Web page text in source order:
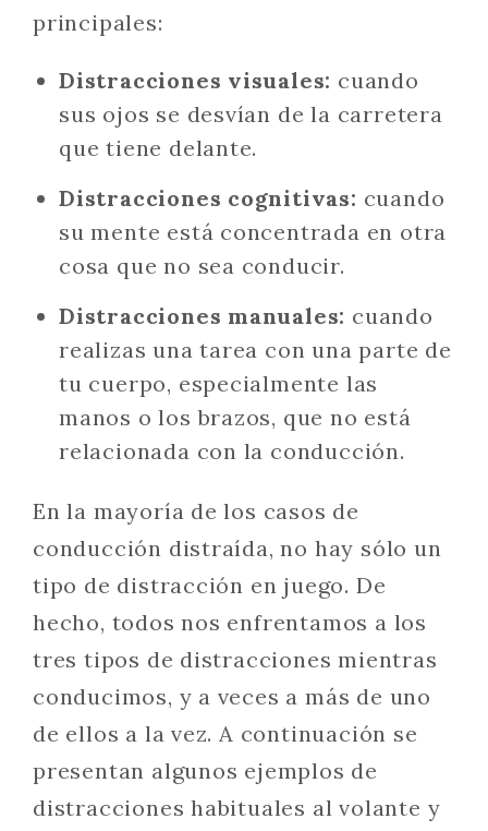
principales:
Distracciones visuales: cuando
sus ojos se desvían de la carretera
que tiene delante.
Distracciones cognitivas: cuando
su mente está concentrada en otra
cosa que no sea conducir.
Distracciones manuales: cuando
realizas una tarea con una parte de
tu cuerpo, especialmente las
manos o los brazos, que no está
relacionada con la conducción.
En la mayoría de los casos de
conducción distraída, no hay sólo un
tipo de distracción en juego. De
hecho, todos nos enfrentamos a los
tres tipos de distracciones mientras
conducimos, y a veces a más de uno
de ellos a la vez. A continuación se
presentan algunos ejemplos de
distracciones habituales al volante y